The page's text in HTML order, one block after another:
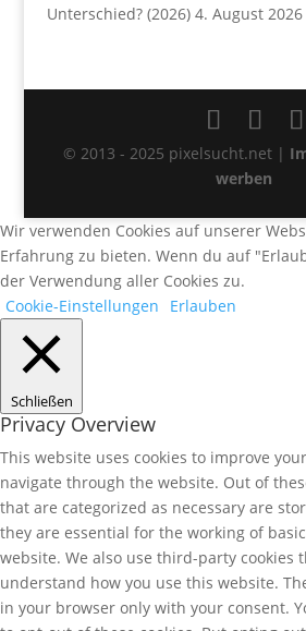
Unterschied? (2026) 4. August 2026
© 2013 - 2025 pixelsucht.net |
werben
Wir verwenden Cookies auf unserer
Erfahrung zu bieten. Wenn du auf
der Verwendung aller Cookies zu.
Cookie-Einstellungen
Erlauben
Schließen
Privacy Overview
This website uses cookies to improve
navigate through the website. Out of
that are categorized as necessary are
they are essential for the working of
website. We also use third-party cookies
understand how you use this website.
in your browser only with your consent.